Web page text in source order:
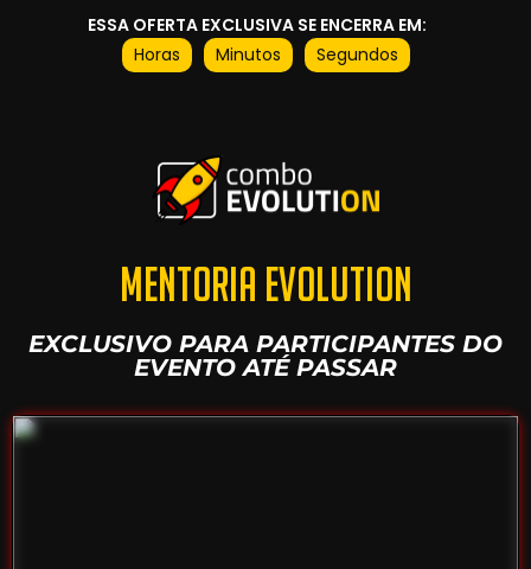
ESSA OFERTA EXCLUSIVA SE ENCERRA EM:
Horas
Minutos Segundos
MENTORIA EVOLUTION
EXCLUSIVO PARA PARTICIPANTES DO
EVENTO ATÉ PASSAR